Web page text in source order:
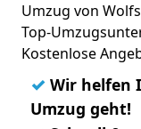
Umzug von
Top-
Kostenlose
✓ Wir helfen
Umzug geht!